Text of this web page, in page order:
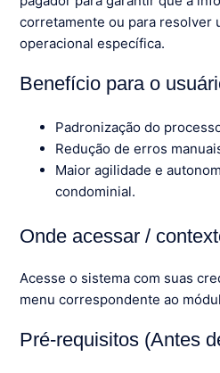
corretamente ou para resolver
operacional específica.
Benefício para o
Padronização do
Redução de erros
Maior agilidade e
condominial.
Onde acessar /
Acesse o sistema com suas
menu correspondente ao
Pré-requisitos (Antes